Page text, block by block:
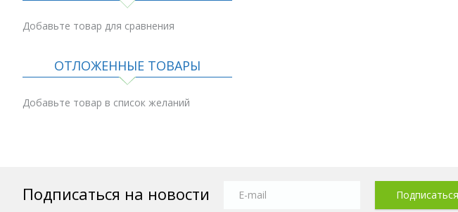
Добавьте товар для сравнения
ОТЛОЖЕННЫЕ ТОВАРЫ
Добавьте товар в список желаний
Подписаться на новости